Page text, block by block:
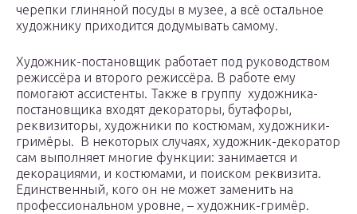
черепки глиняной посуды в музее, а всё остальное
художнику приходится додумывать самому.
Художник-постановщик работает под руководством
режиссёра и второго режиссёра. В работе ему
помогают ассистенты. Также в группу художника-
постановщика входят декораторы, бутафоры,
реквизиторы, художники по костюмам, художники-
гримёры. В некоторых случаях, художник-декоратор
сам выполняет многие функции: занимается и
декорациями, и костюмами, и поиском реквизита.
Единственный, кого он не может заменить на
профессиональном уровне, – художник-гримёр.